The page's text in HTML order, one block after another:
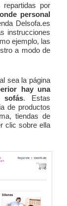
repartidas por
personal
Delsofa.es
instrucciones
ejemplo, las
a modo de
sea la página
hay una
. Estas
de productos
tiendas de
clic sobre ella